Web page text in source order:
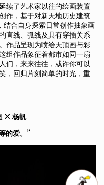
续了艺术家以往的绘画装置
作，基于对新天地历史建筑
合自身探索日常创作抽象画
直线、弧线及具有穿插关系
作品呈现为喷绘天顶画与彩
组作品象征着都市如同一扇
们，来来往往，或许你可以
，回归片刻简单的时光，重
× 杨帆
的爱。”